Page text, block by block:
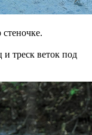
треск веток под